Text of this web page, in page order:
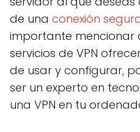
de una conexión
importante mencionar
servicios de VPN
de usar y configurar,
ser un experto en
una VPN en tu